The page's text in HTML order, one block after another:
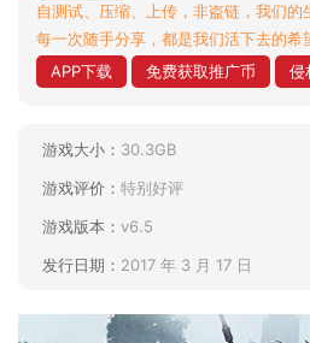
自测试、压缩、上传，非盗链，我们的
每一次随手分享，都是我们活下去的希
APP下载
免费获取推广币 侵
游戏大小： 30.3GB
游戏评价： 特别好评
游戏版本： v6.5
发行日期： 2017 年 3 月 17 日